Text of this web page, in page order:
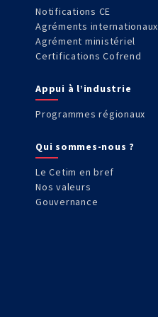
Notifications CE
Agréments internationaux
Agrément ministériel
Certifications Cofrend
Appui à l’industrie
Programmes régionaux
Qui sommes-nous ?
Le Cetim en bref
Nos valeurs
Gouvernance